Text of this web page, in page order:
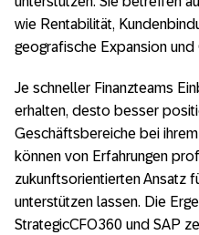
wie Rentabilität,
geografische Expansion und
Je schneller Finanzteams
erhalten, desto besser
Geschäftsbereiche bei
können von Erfahrungen
zukunftsorientierten Ansatz
unterstützen lassen. Die
StrategicCFO360 und SAP